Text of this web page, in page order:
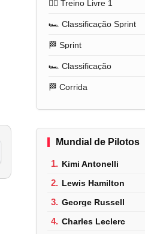
🏋️‍♂️ Treino Livre 1
🏎️ Classificação Sprint
🏁 Sprint
🏎️ Classificação
🏁 Corrida
Mundial de Pilotos
1. Kimi Antonelli
2. Lewis Hamilton
3. George Russell
4. Charles Leclerc